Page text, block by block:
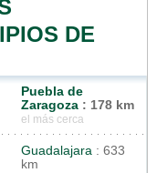
DE
Puebla de
Zaragoza : 178 km
el más cerca
Guadalajara : 633
km